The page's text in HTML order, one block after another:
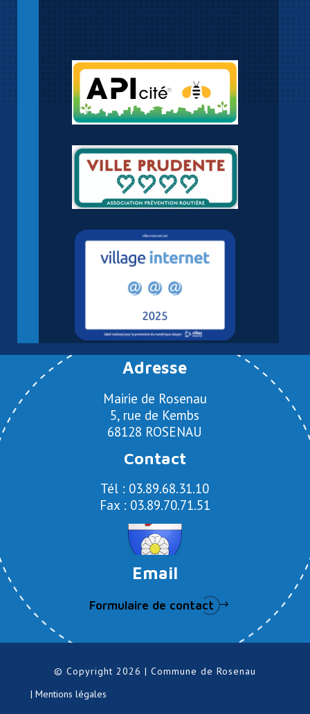
Adresse
Mairie de Rosenau
5, rue de Kembs
68128 ROSENAU
Contact
Tél : 03.89.68.31.10
Fax : 03.89.70.71.51
Email
Formulaire de contact
© Copyright 2026 | Commune de Rosenau
| Mentions légales